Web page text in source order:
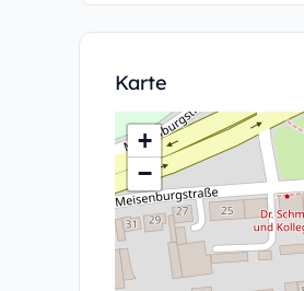
Karte
+
−